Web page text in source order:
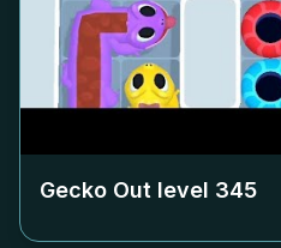
Gecko Out level 345